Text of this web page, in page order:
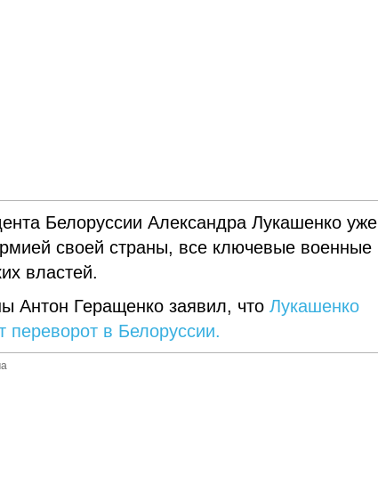
Белоруссии Александра Лукашенко уже
своей страны, все ключевые военные
властей.
Антон Геращенко заявил, чтоЛукашенко
в Белоруссии.